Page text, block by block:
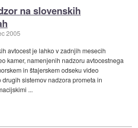
na slovenskih
2005
avtocest je lahko v zadnjih mesecih
kamer, namenjenih nadzoru avtocestnega
in štajerskem odseku video
sistemov nadzora prometa in
...